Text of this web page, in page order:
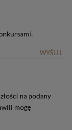
WYŚLIJ
na podany
mogę